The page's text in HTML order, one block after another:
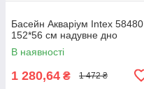
Басейн Акваріум Intex 58480
152*56 см надувне дно
В наявності
1 280,64 ₴ 1 472 ₴